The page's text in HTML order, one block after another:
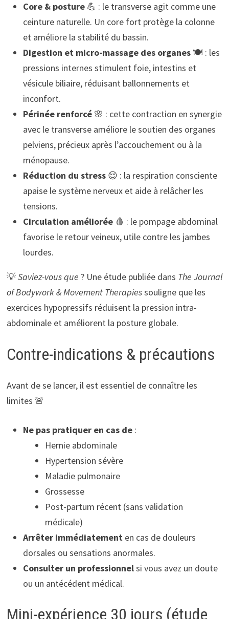
Core & posture💪 : le transverse agit comme une
ceinture naturelle. Un core fort protège la colonne
et améliore la stabilité du bassin.
Digestion et micro-massage des organes🍽️ : les
pressions internes stimulent foie, intestins et
vésicule biliaire, réduisant ballonnements et
inconfort.
Périnée renforcé🌸 : cette contraction en synergie
avec le transverse améliore le soutien des organes
pelviens, précieux après l’accouchement ou à la
ménopause.
Réduction du stress😌 : la respiration consciente
apaise le système nerveux et aide à relâcher les
tensions.
Circulation améliorée🩸 : le pompage abdominal
favorise le retour veineux, utile contre les jambes
lourdes.
💡Saviez-vous que ? Une étude publiée dans The Journal
of Bodywork & Movement Therapiessouligne que les
exercices hypopressifs réduisent la pression intra-
abdominale et améliorent la posture globale.
Contre-indications & précautions
Avant de se lancer, il est essentiel de connaître les
limites 🚨
Ne pas pratiquer en cas de:
Hernie abdominale
Hypertension sévère
Maladie pulmonaire
Grossesse
Post-partum récent (sans validation
médicale)
Arrêter immédiatementen cas de douleurs
dorsales ou sensations anormales.
Consulter un professionnelsi vous avez un doute
ou un antécédent médical.
Mini-expérience 30 jours (étude